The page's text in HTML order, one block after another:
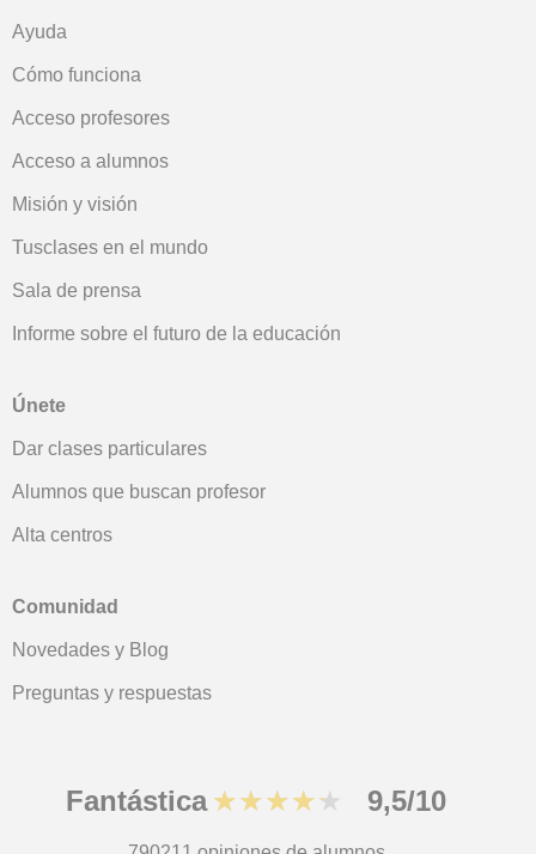
Ayuda
Cómo funciona
Acceso profesores
Acceso a alumnos
Misión y visión
Tusclases en el mundo
Sala de prensa
Informe sobre el futuro de la educación
Únete
Dar clases particulares
Alumnos que buscan profesor
Alta centros
Comunidad
Novedades y Blog
Preguntas y respuestas
Fantástica ★★★★★ 9,5/10